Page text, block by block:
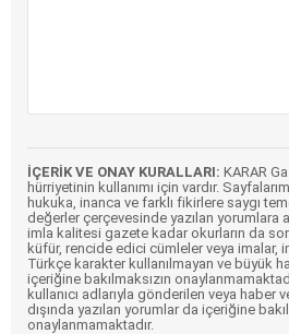
İÇERİK VE ONAY KURALLARI: KARAR
hürriyetinin kullanımı için vardır.
hukuka, inanca ve farklı fikirlere saygı
değerler çerçevesinde yazılan yorumlara
imla kalitesi gazete kadar okurların da
küfür, rencide edici cümleler veya imalar,
Türkçe karakter kullanılmayan ve büyük
içeriğine bakılmaksızın
kullanıcı adlarıyla gönderilen veya haber
dışında yazılan yorumlar da içeriğine
onaylanmamaktadır.